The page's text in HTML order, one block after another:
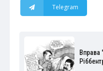
Telegram
Вправа